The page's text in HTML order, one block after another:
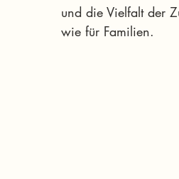
und die Vielfalt der
wie für Familien.